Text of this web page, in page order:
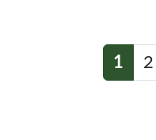
1 2